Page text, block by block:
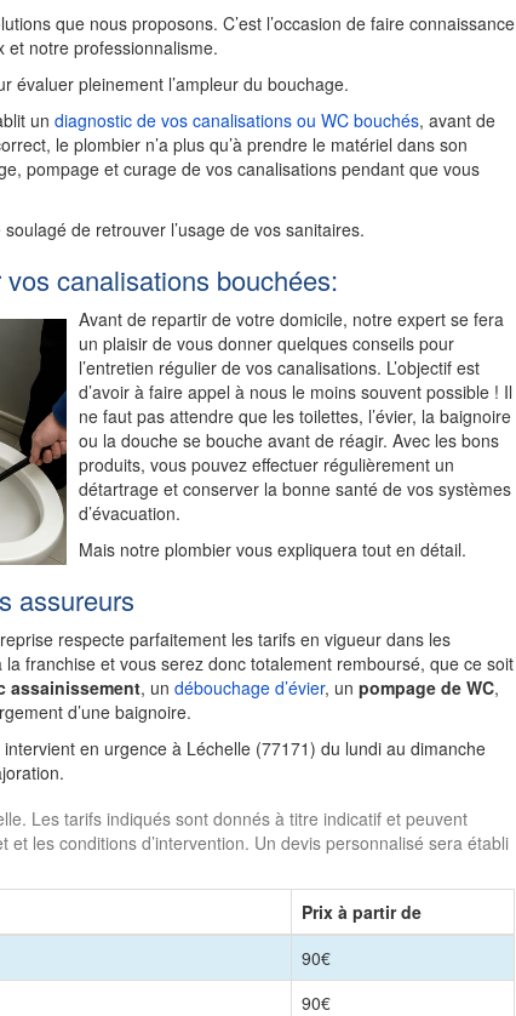
que nous proposons. C’est l’occasion de faire connaissance
et notre professionnalisme.
évaluer pleinement l’ampleur du bouchage.
un diagnostic de vos canalisations ou WC bouchés, avant de
le plombier n’a plus qu’à prendre le matériel dans son
pompage et curage de vos canalisations pendant que vous
de retrouver l’usage de vos sanitaires.
canalisations bouchées:
Avant de repartir de votre domicile, notre expert se fera
un plaisir de vous donner quelques conseils pour
l’entretien régulier de vos canalisations. L’objectif est
d’avoir à faire appel à nous le moins souvent possible ! Il
ne faut pas attendre que les toilettes, l’évier, la baignoire
ou la douche se bouche avant de réagir. Avec les bons
produits, vous pouvez effectuer régulièrement un
détartrage et conserver la bonne santé de vos systèmes
d’évacuation.
Mais notre plombier vous expliquera tout en détail.
assureurs
respecte parfaitement les tarifs en vigueur dans les
franchise et vous serez donc totalement remboursé, que ce soit
assainissement, un débouchage d’évier, un pompage de WC,
d’une baignoire.
en urgence à Léchelle (77171) du lundi au dimanche
Les tarifs indiqués sont donnés à titre indicatif et peuvent
les conditions d’intervention. Un devis personnalisé sera établi
Prix à partir de
90€
90€